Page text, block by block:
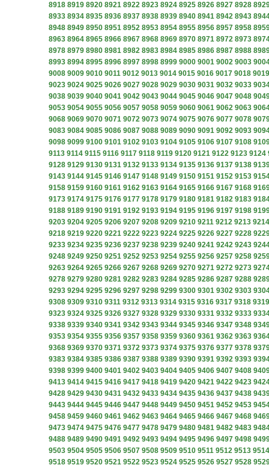
8918 8919 8920 8921 8922 8923 8924 8925 8926 8927 8928
8933 8934 8935 8936 8937 8938 8939 8940 8941 8942 8943
8948 8949 8950 8951 8952 8953 8954 8955 8956 8957 8958
8963 8964 8965 8966 8967 8968 8969 8970 8971 8972 8973
8978 8979 8980 8981 8982 8983 8984 8985 8986 8987 8988
8993 8994 8995 8996 8997 8998 8999 9000 9001 9002 9003
9008 9009 9010 9011 9012 9013 9014 9015 9016 9017 9018 9019
9023 9024 9025 9026 9027 9028 9029 9030 9031 9032 9033
9038 9039 9040 9041 9042 9043 9044 9045 9046 9047 9048
9053 9054 9055 9056 9057 9058 9059 9060 9061 9062 9063
9068 9069 9070 9071 9072 9073 9074 9075 9076 9077 9078
9083 9084 9085 9086 9087 9088 9089 9090 9091 9092 9093
9098 9099 9100 9101 9102 9103 9104 9105 9106 9107 9108
9113 9114 9115 9116 9117 9118 9119 9120 9121 9122 9123 9124
9128 9129 9130 9131 9132 9133 9134 9135 9136 9137 9138
9143 9144 9145 9146 9147 9148 9149 9150 9151 9152 9153
9158 9159 9160 9161 9162 9163 9164 9165 9166 9167 9168
9173 9174 9175 9176 9177 9178 9179 9180 9181 9182 9183
9188 9189 9190 9191 9192 9193 9194 9195 9196 9197 9198
9203 9204 9205 9206 9207 9208 9209 9210 9211 9212 9213 9214
9218 9219 9220 9221 9222 9223 9224 9225 9226 9227 9228
9233 9234 9235 9236 9237 9238 9239 9240 9241 9242 9243
9248 9249 9250 9251 9252 9253 9254 9255 9256 9257 9258
9263 9264 9265 9266 9267 9268 9269 9270 9271 9272 9273
9278 9279 9280 9281 9282 9283 9284 9285 9286 9287 9288
9293 9294 9295 9296 9297 9298 9299 9300 9301 9302 9303
9308 9309 9310 9311 9312 9313 9314 9315 9316 9317 9318 9319
9323 9324 9325 9326 9327 9328 9329 9330 9331 9332 9333
9338 9339 9340 9341 9342 9343 9344 9345 9346 9347 9348
9353 9354 9355 9356 9357 9358 9359 9360 9361 9362 9363
9368 9369 9370 9371 9372 9373 9374 9375 9376 9377 9378
9383 9384 9385 9386 9387 9388 9389 9390 9391 9392 9393
9398 9399 9400 9401 9402 9403 9404 9405 9406 9407 9408
9413 9414 9415 9416 9417 9418 9419 9420 9421 9422 9423
9428 9429 9430 9431 9432 9433 9434 9435 9436 9437 9438
9443 9444 9445 9446 9447 9448 9449 9450 9451 9452 9453
9458 9459 9460 9461 9462 9463 9464 9465 9466 9467 9468
9473 9474 9475 9476 9477 9478 9479 9480 9481 9482 9483
9488 9489 9490 9491 9492 9493 9494 9495 9496 9497 9498
9503 9504 9505 9506 9507 9508 9509 9510 9511 9512 9513 9514
9518 9519 9520 9521 9522 9523 9524 9525 9526 9527 9528